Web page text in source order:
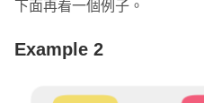
下面再看一個例子。
Example 2